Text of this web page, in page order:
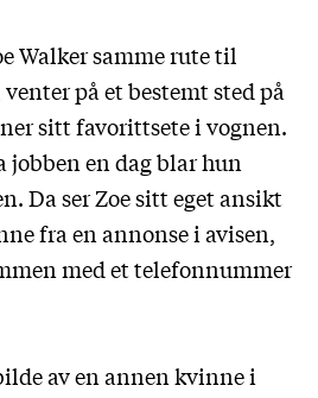
Walker samme rute til
på et bestemt sted på
sitt favorittsete i vognen.
jobben en dag blar hun
Da ser Zoe sitt eget ansikt
fra en annonse i avisen,
med et telefonnummer
av en annen kvinne i